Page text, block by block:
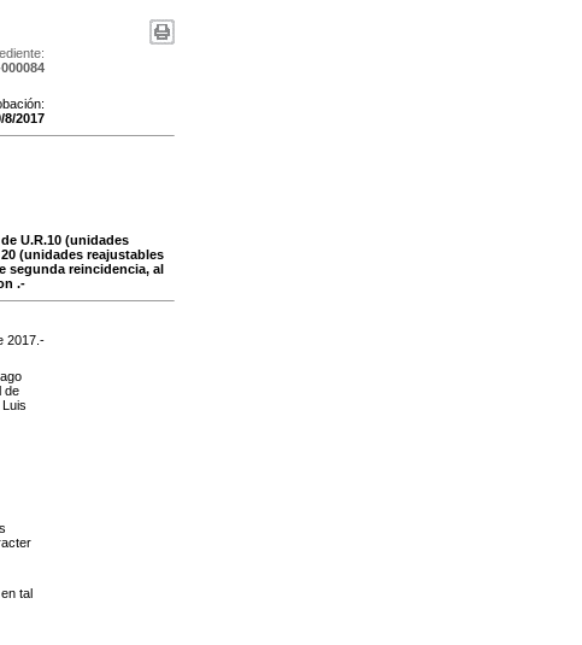
/8/2017
U.R.10 (unidades
(unidades reajustables
segunda reincidencia, al
.-
2017 .-
de
tal